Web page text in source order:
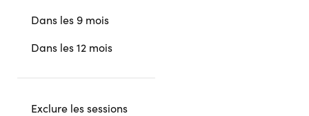
Dans les 9 mois
Dans les 12 mois
Exclure les sessions